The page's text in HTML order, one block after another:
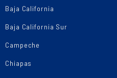
Baja California
Baja California Sur
Campeche
Chiapas